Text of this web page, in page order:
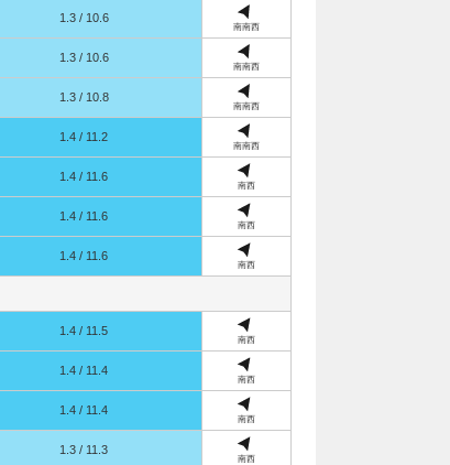
1.3 / 10.6
南南西
1.3 / 10.6
南南西
1.3 / 10.8
南南西
1.4 / 11.2
南南西
1.4 / 11.6
南西
1.4 / 11.6
南西
1.4 / 11.6
南西
1.4 / 11.5
南西
1.4 / 11.4
南西
1.4 / 11.4
南西
1.3 / 11.3
南西